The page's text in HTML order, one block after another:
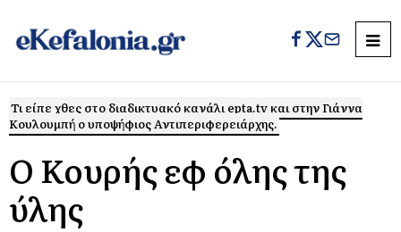
Τι είπε χθες στο διαδικτυακό κανάλι epta.tv και στην Γιάννα
Κουλουμπή ο υποψήφιος Αντιπεριφερειάρχης.
Ο Κουρής εφ όλης της
ύλης